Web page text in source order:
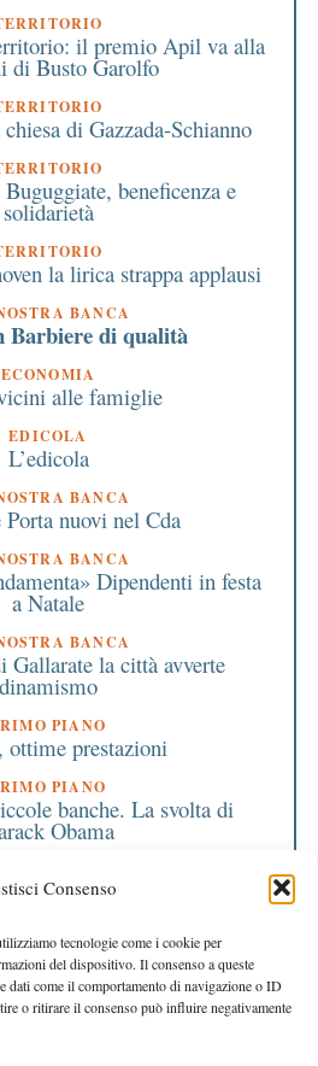
Consenso
tecnologie come i cookie per
del dispositivo. Il consenso a queste
dati come il comportamento di navigazione o ID
o ritirare il consenso può influire negativamente
il premio Apil va alla
di Busto Garolfo
di Gazzada-Schianno
beneficenza e
solidarietà
la lirica strappa applausi
BANCA
Barbiere di qualità
ECONOMIA
alle famiglie
EDICOLA
L’edicola
BANCA
Porta nuovi nel Cda
BANCA
Dipendenti in festa
a Natale
BANCA
la città avverte
dinamismo
PIANO
ottime prestazioni
PIANO
banche. La svolta di
Obama
amico Marino
per il territorio
PRESIDENTE
su cui contare